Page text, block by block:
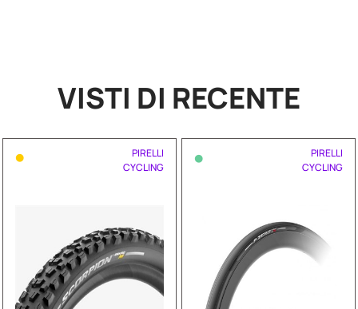
VISTI DI RECENTE
•
PIRELLI
CYCLING
•
PIRELLI
CYCLING